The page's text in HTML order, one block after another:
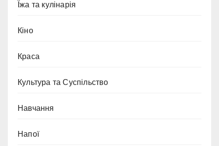
Їжа та кулінарія
Кіно
Краса
Культура та Суспільство
Навчання
Напої